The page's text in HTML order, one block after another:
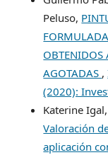
Peluso,
OBTENIDOS
AGOTADAS ,
(2020):
Katerine
Valoración
aplicación